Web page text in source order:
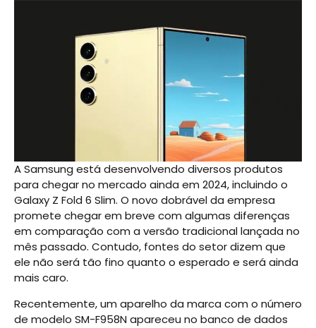
A Samsung está desenvolvendo diversos produtos
para chegar no mercado ainda em 2024, incluindo o
Galaxy Z Fold 6 Slim. O novo dobrável da empresa
promete chegar em breve com algumas diferenças
em comparação com a versão tradicional lançada no
mês passado. Contudo, fontes do setor dizem que
ele não será tão fino quanto o esperado e será ainda
mais caro.
Recentemente, um aparelho da marca com o número
de modelo SM-F958N apareceu no banco de dados